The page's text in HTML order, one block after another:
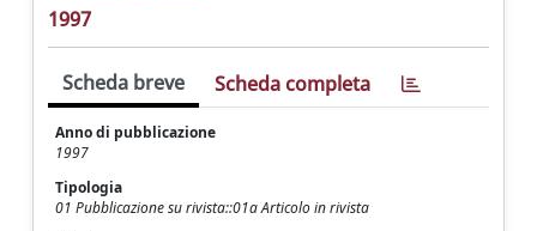
1997
Scheda breve Scheda completa
Anno di pubblicazione
1997
Tipologia
01 Pubblicazione su rivista::01a Articolo in rivista